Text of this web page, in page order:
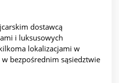
dostawcą
i luksusowych
lokalizacjami w
bezpośrednim sąsiedztwie